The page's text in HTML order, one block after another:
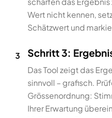
Wert nicht kennen,
Schätzwert und
3 Schritt 3:
Das Tool zeigt das
sinnvoll – grafisch.
Grössenordnung:
Ihrer Erwartung